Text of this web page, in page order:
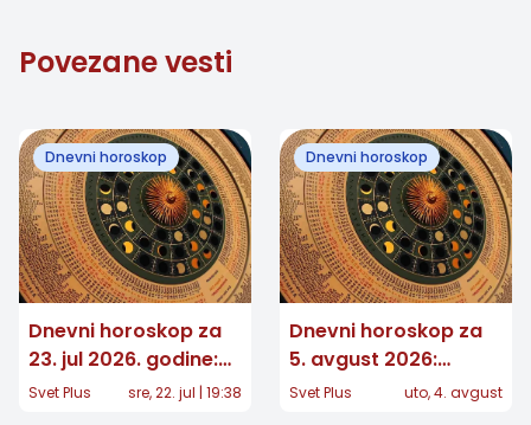
Povezane vesti
Dnevni horoskop
Dnevni horoskop za
23. jul 2026. godine:
Očekuju vas važni
Svet Plus sre, 22. jul | 19:38
Dnevni horoskop
Dnevni horoskop za
5. avgust 2026:
Jednom znaku stiže
Svet Plus uto, 4. avgust